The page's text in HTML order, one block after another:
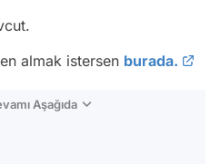
almak istersen burada.
Aşağıda